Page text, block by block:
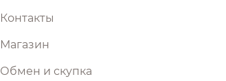
Контакты
Магазин
Обмен и скупка